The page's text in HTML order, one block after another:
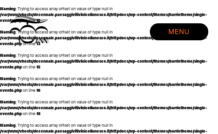
MENU
HOME
EVENTI
Warning: Trying to access array offset on value of type null in
/var/www/vhosts/decennale.paesaggivitivinicoliunesco.it/httpdocs/wp-content/themes/barriotheme/single-
evento.phpon line12
Warning: Trying to access array offset on value of type null in
/var/www/vhosts/decennale.paesaggivitivinicoliunesco.it/httpdocs/wp-content/themes/barriotheme/single-
evento.php on line13
Warning: Trying to access array offset on value of type null in
/var/www/vhosts/decennale.paesaggivitivinicoliunesco.it/httpdocs/wp-content/themes/barriotheme/single-
evento.php on line 15
Warning: Trying to access array offset on value of type null in
/var/www/vhosts/decennale.paesaggivitivinicoliunesco.it/httpdocs/wp-content/themes/barriotheme/single-
evento.php on line 16
Warning: Trying to access array offset on value of type null in
/var/www/vhosts/decennale.paesaggivitivinicoliunesco.it/httpdocs/wp-content/themes/barriotheme/single-
evento.php on line 18
Warning: Trying to access array offset on value of type null in
/var/www/vhosts/decennale.paesaggivitivinicoliunesco.it/httpdocs/wp-content/themes/barriotheme/single-